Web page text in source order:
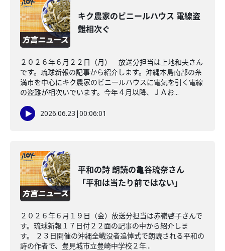
キク農家のビニールハウス 電線盗
難相次ぐ
２０２６年６月２２日（月） 放送分担当は上地和夫さん
です。琉球新報の記事から紹介します。沖縄本島南部の糸
満市を中心にキク農家のビニールハウスに電気を引く電線
の盗難が相次いでいます。今年４月以降、ＪＡお...
2026.06.23 |00:06:01
平和の詩 朗読の亀谷琉奈さん
「平和は当たり前ではない」
２０２６年６月１９日（金）放送分担当は赤嶺啓子さんで
す。琉球新報１７日付２２面の記事の中から紹介しま
す。 ２３日開催の沖縄全戦没者追悼式で朗読される平和の
詩の作者で、豊見城市立豊崎中学校２年...